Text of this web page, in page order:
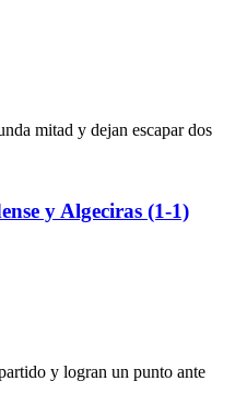
mitad y dejan escapar dos
y Algeciras (1-1)
y logran un punto ante